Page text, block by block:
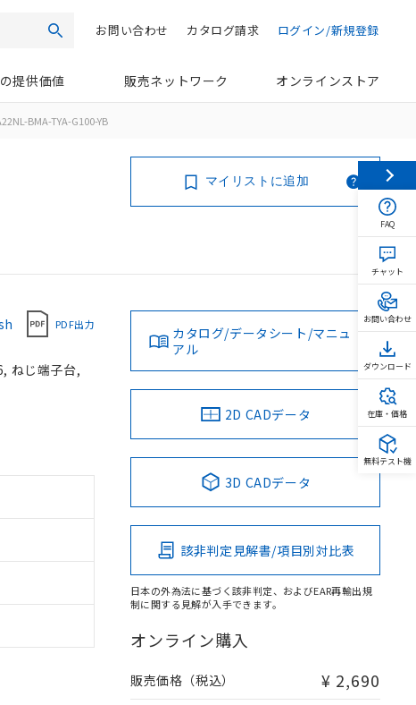
検索 ログイン/新規登録
カタログ請求
お問い合わせ
提供価値 販売ネットワーク オンラインストア
BMA-TYA-G100-YB
マイリストに追加
PDF出力
ねじ端子台,
カタログ/データシート/マニュ
アル
2D CADデータ
3D CADデータ
該非判定見解書/項目別対比表
日本の外為法に基づく該非判定、およびEAR再輸出規
制に関する見解が入手できます。
オンライン購入
販売価格（税込） ¥ 2,690
FAQ
チャット
お問い合わせ
ダウンロード
在庫・価格
無料テスト機